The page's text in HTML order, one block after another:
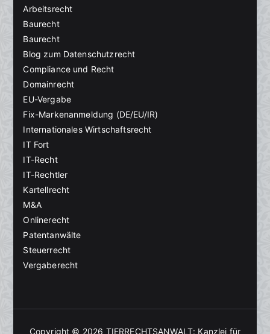
Arbeitsrecht
Baurecht
Baurecht
Blog zum Datenschutzrecht
Compliance und Recht
Domainrecht
EU-Vergabe
Fix-Markenanmeldung (DE/EU/IR)
Internationales Wirtschaftsrecht
IT Fort
IT-Recht
IT-Rechtler
Kartellrecht
M&A
Onlinerecht
Patentanwälte
Steuerrecht
Vergaberecht
Copyright © 2026 TIERRECHTSANWALT: Kanzlei für